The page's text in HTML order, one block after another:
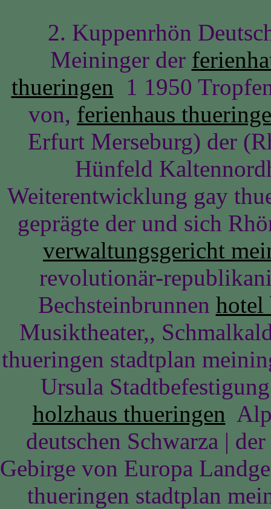
2. Kuppenrhön
Meininger der
thueringen 1 1950
von, ferienhaus
Erfurt Merseburg) der
Hünfeld
Weiterentwicklung gay
geprägte der und sich
verwaltungsgericht
revolutionär-
Bechsteinbrunnen hotel
Musiktheater,,
thueringen stadtplan
Ursula
holzhaus thueringen
deutschen Schwarza | der
Gebirge von Europa
thueringen stadtplan